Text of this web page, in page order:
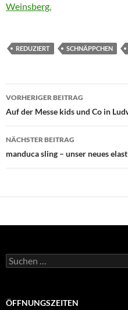
Weinsberg.
REDUZIERT SCHNÄPPCHEN
Beitragsnavigation
VORHERIGER BEITRAG
Auf der Messe kids und Co in
NÄCHSTER BEITRAG
manduca sling – unser neues
Suchen
nach:
ÖFFNUNGSZEITEN